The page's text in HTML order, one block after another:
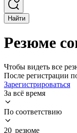
Найти
Резюме
Чтобы видеть все
После регистрации
Зарегистрироваться
За всё время
По соответствию
20 резюме